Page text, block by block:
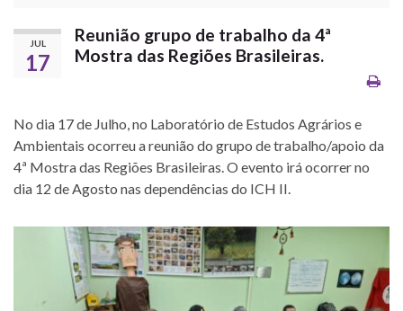
JUL
17
Reunião grupo de trabalho da 4ª
Mostra das Regiões Brasileiras.
No dia 17 de Julho, no Laboratório de Estudos Agrários e
Ambientais ocorreu a reunião do grupo de trabalho/apoio da
4ª Mostra das Regiões Brasileiras. O evento irá ocorrer no
dia 12 de Agosto nas dependências do ICH II.